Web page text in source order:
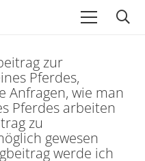
zur
Pferdes,
Anfragen, wie man
Pferdes arbeiten
zu
gewesen
werde ich